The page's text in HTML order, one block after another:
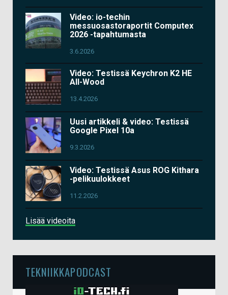
Video: io-techin
messuosastoraportit Computex
2026 -tapahtumasta
3.6.2026
Video: Testissä Keychron K2 HE
All-Wood
13.4.2026
Uusi artikkeli & video: Testissä
Google Pixel 10a
9.3.2026
Video: Testissä Asus ROG Kithara
-pelikuulokkeet
11.2.2026
Lisää videoita
TEKNIIKKAPODCAST